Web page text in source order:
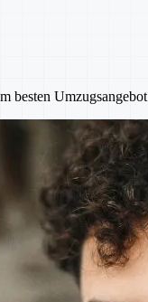
besten Umzugsangebot